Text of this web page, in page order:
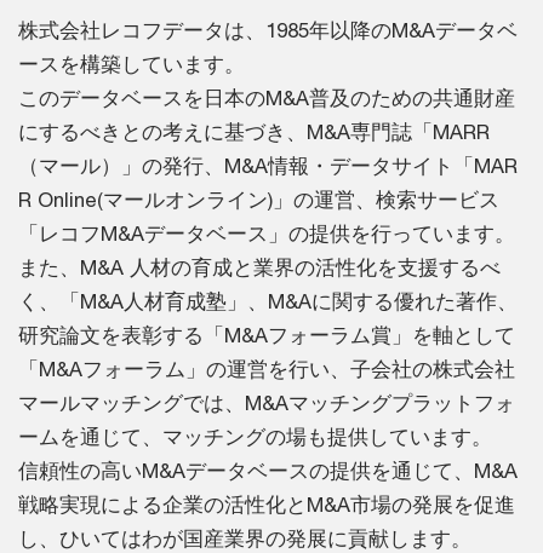
株式会社レコフデータは、1985年以降のM&Aデータベ
ースを構築しています。
このデータベースを日本のM&A普及のための共通財産
にするべきとの考えに基づき、M&A専門誌「MARR
（マール）」の発行、M&A情報・データサイト「MAR
R Online(マールオンライン)」の運営、検索サービス
「レコフM&Aデータベース」の提供を行っています。
また、M&A 人材の育成と業界の活性化を支援するべ
く、「M&A人材育成塾」、M&Aに関する優れた著作、
研究論文を表彰する「M&Aフォーラム賞」を軸として
「M&Aフォーラム」の運営を行い、子会社の株式会社
マールマッチングでは、M&Aマッチングプラットフォ
ームを通じて、マッチングの場も提供しています。
信頼性の高いM&Aデータベースの提供を通じて、M&A
戦略実現による企業の活性化とM&A市場の発展を促進
し、ひいてはわが国産業界の発展に貢献します。